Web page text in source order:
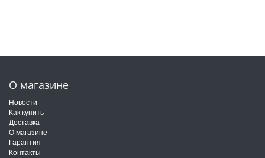
О магазине
Новости
Как купить
Доставка
О магазине
Гарантия
Контакты